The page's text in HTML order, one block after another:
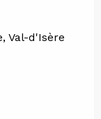
Val-d'Isère